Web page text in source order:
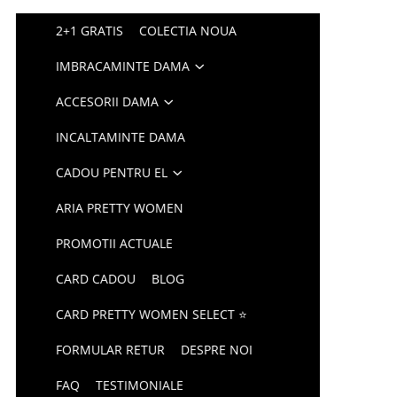
2+1 GRATIS COLECTIA NOUA
IMBRACAMINTE DAMA
ACCESORII DAMA
INCALTAMINTE DAMA
CADOU PENTRU EL
ARIA PRETTY WOMEN
PROMOTII ACTUALE
CARD CADOU BLOG
CARD PRETTY WOMEN SELECT ⭐
FORMULAR RETUR DESPRE NOI
FAQ TESTIMONIALE